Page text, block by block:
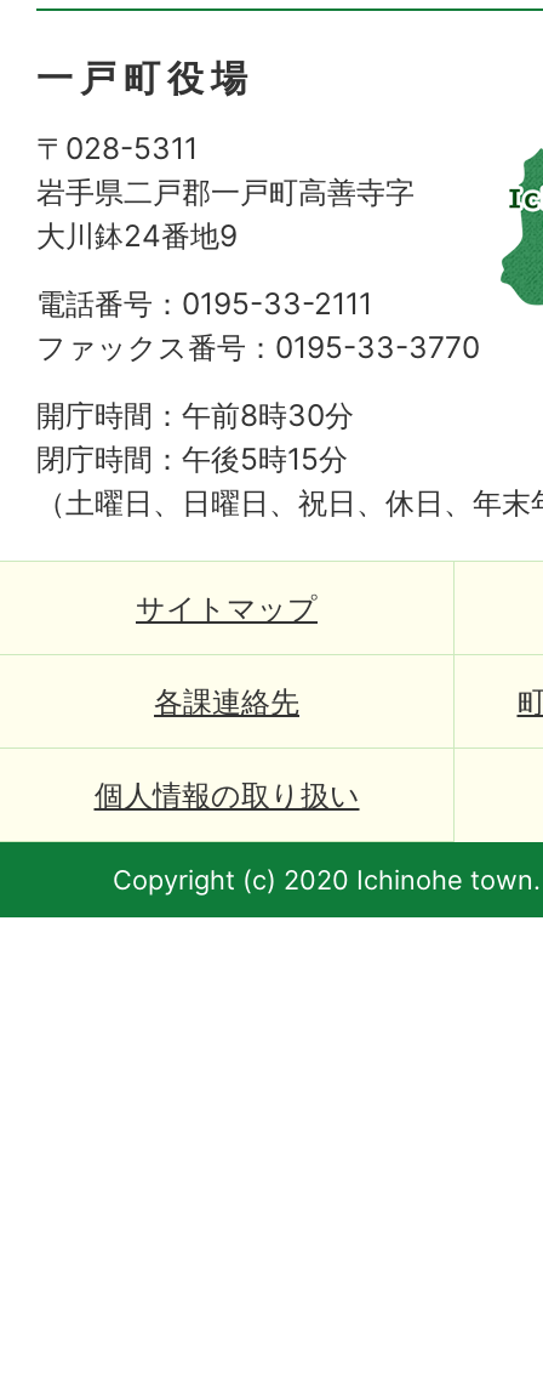
一戸町役場
〒028-5311
岩手県二戸郡一戸町高善寺字
大川鉢24番地9
電話番号：0195-33-2111
ファックス番号：0195-33-3770
開庁時間：午前8時30分
閉庁時間：午後5時15分
（土曜日、日曜日、祝日、休日、年
サイトマップ
各課連絡先
個人情報の取り扱い
Copyright (c) 2020 Ichinohe